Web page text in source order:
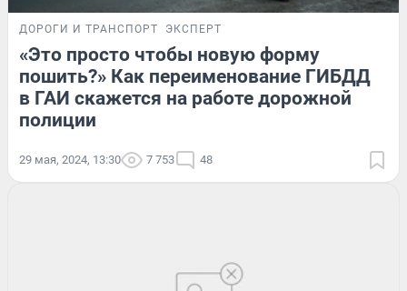
ДОРОГИ И ТРАНСПОРТ ЭКСПЕРТ
«Это просто чтобы новую форму
пошить?» Как переименование ГИБДД
в ГАИ скажется на работе дорожной
полиции
29 мая, 2024, 13:30 7 753 48